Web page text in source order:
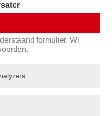
formulier. Wij